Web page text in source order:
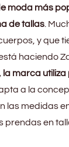
moda más
de tallas .
y que
haciendo
la marca
a la
las medidas
en